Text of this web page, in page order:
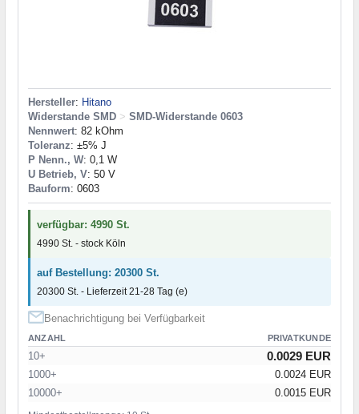
Hersteller: Hitano
Widerstande SMD > SMD-Widerstande 0603
Nennwert: 82 kOhm
Toleranz: ±5% J
P Nenn., W: 0,1 W
U Betrieb, V: 50 V
Bauform: 0603
verfügbar: 4990 St.
4990 St. - stock Köln
auf Bestellung: 20300 St.
20300 St. - Lieferzeit 21-28 Tag (e)
Benachrichtigung bei Verfügbarkeit
ANZAHL PRIVATKUNDE
10+ 0.0029 EUR
1000+
0.0024 EUR
10000+
0.0015 EUR